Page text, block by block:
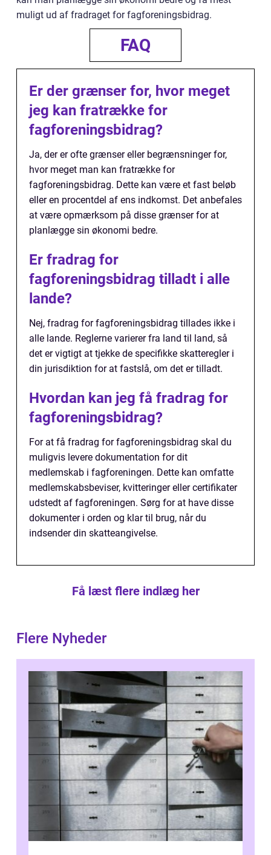
muligt ud af fradraget for fagforeningsbidrag.
FAQ
Er der grænser for, hvor meget
jeg kan fratrække for
fagforeningsbidrag?
Ja, der er ofte grænser eller begrænsninger for,
hvor meget man kan fratrække for
fagforeningsbidrag. Dette kan være et fast beløb
eller en procentdel af ens indkomst. Det anbefales
at være opmærksom på disse grænser for at
planlægge sin økonomi bedre.
Er fradrag for
fagforeningsbidrag tilladt i alle
lande?
Nej, fradrag for fagforeningsbidrag tillades ikke i
alle lande. Reglerne varierer fra land til land, så
det er vigtigt at tjekke de specifikke skatteregler i
din jurisdiktion for at fastslå, om det er tilladt.
Hvordan kan jeg få fradrag for
fagforeningsbidrag?
For at få fradrag for fagforeningsbidrag skal du
muligvis levere dokumentation for dit
medlemskab i fagforeningen. Dette kan omfatte
medlemskabsbeviser, kvitteringer eller certifikater
udstedt af fagforeningen. Sørg for at have disse
dokumenter i orden og klar til brug, når du
indsender din skatteangivelse.
Få læst flere indlæg her
Flere Nyheder